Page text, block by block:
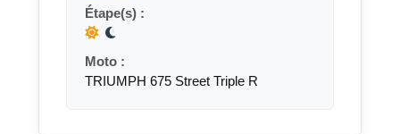
Étape(s) :
Moto :
TRIUMPH 675 Street Triple R